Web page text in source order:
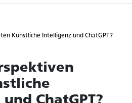
Künstliche Intelligenz und ChatGPT?